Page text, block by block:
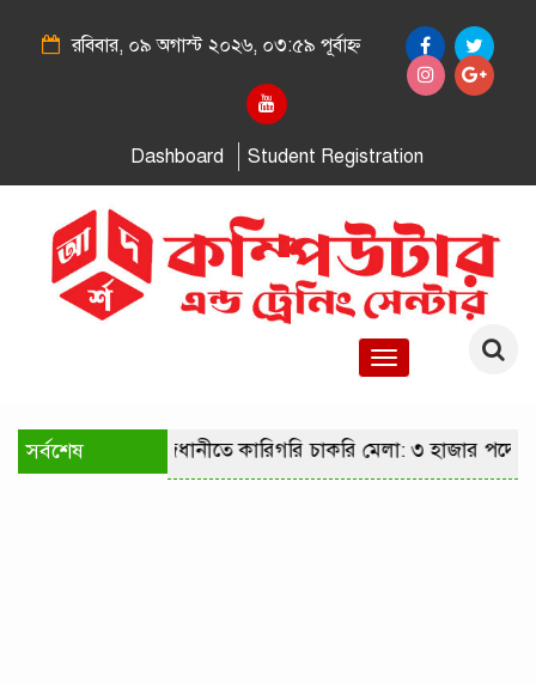
রবিবার, ০৯ অগাস্ট ২০২৬, ০৩:৫৯ পূর্বাহ্ন
Dashboard Student Registration
Toggle
সর্বশেষ রাজধানীতে কারিগরি চাকরি মেলা: ৩ হাজার পদে